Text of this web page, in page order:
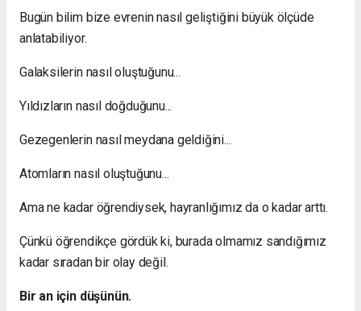
Bugün bilim bize evrenin nasıl geliştiğini büyük ölçüde
anlatabiliyor.
Galaksilerin nasıl oluştuğunu...
Yıldızların nasıl doğduğunu...
Gezegenlerin nasıl meydana geldiğini...
Atomların nasıl oluştuğunu...
Ama ne kadar öğrendiysek, hayranlığımız da o kadar arttı.
Çünkü öğrendikçe gördük ki, burada olmamız sandığımız
kadar sıradan bir olay değil.
Bir an için düşünün.